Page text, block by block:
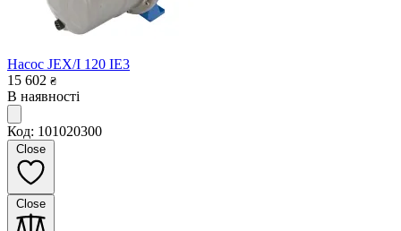
Насос JEX/I 120 IE3
15 602 ₴
В наявності
Код: 101020300
Close
Close